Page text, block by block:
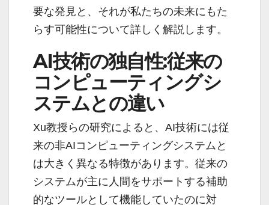
要な発見と、それが私たちの未来にもた
らす可能性について詳しく解説します。
AI技術の独自性:従来の
コンピューティングシ
ステムとの違い
Xu教授らの研究によると、AI技術には従
来の非AIコンピューティングシステムと
は大きく異なる特徴があります。従来の
システムが主に人間をサポートする補助
的なツールとして機能していたのに対